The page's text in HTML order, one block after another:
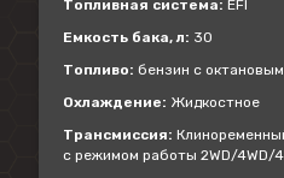
Топливная система: EFI
Емкость бака, л: 30
Топливо: бензин с
Охлаждение: Жидкостное
Трансмиссия:
с режимом работы 2WD/4WD/